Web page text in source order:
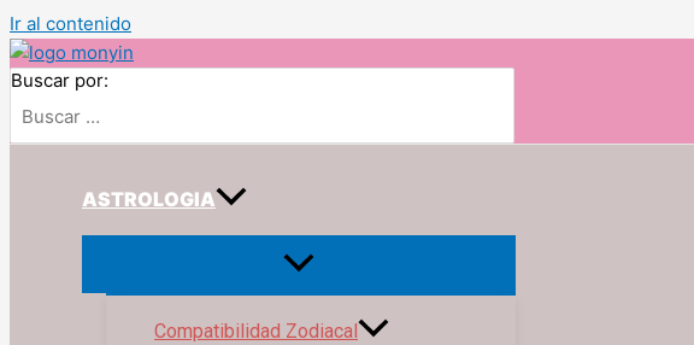
Ir al contenido
Buscar por:
ASTROLOGIA
Compatibilidad Zodiacal